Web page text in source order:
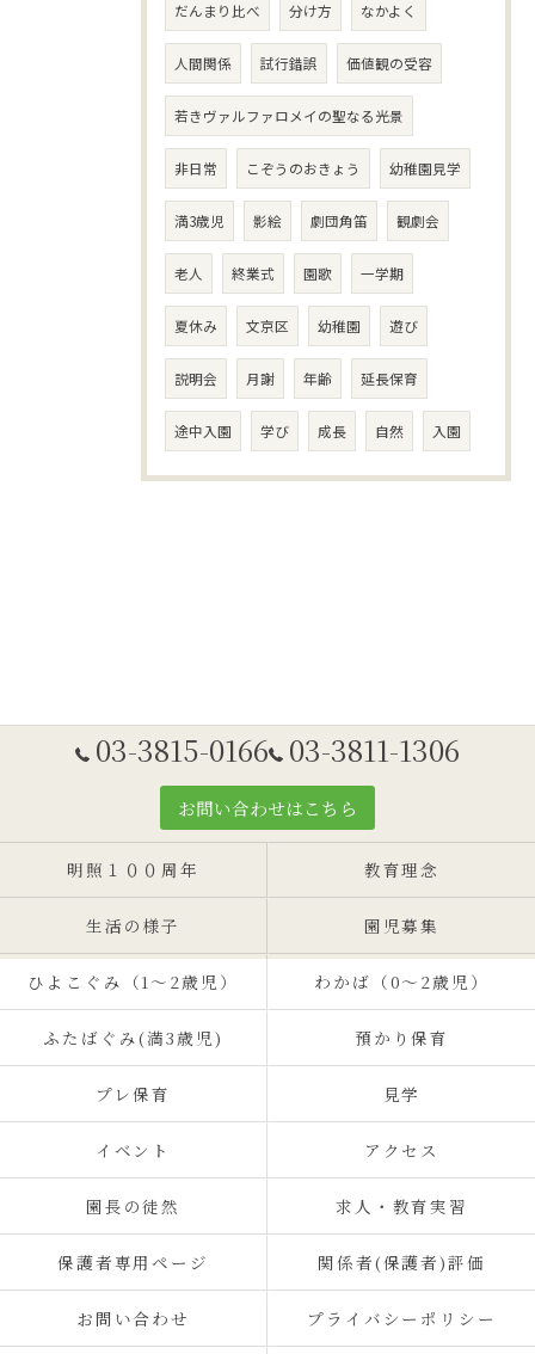
だんまり比べ 分け方 なかよく
人間関係 試行錯誤 価値観の受容
若きヴァルファロメイの聖なる光景
非日常 こぞうのおきょう 幼稚園見学
満3歳児 影絵 劇団角笛 観劇会
老人 終業式 園歌 一学期
夏休み 文京区 幼稚園 遊び
説明会 月謝 年齢 延長保育
途中入園 学び 成長 自然 入園
03-3815-0166 03-3811-1306
お問い合わせはこちら
明照１００周年 教育理念
生活の様子 園児募集
ひよこぐみ（1〜2歳児） わかば（0～2歳児）
ふたばぐみ(満3歳児) 預かり保育
プレ保育 見学
イベント アクセス
園長の徒然 求人・教育実習
保護者専用ページ 関係者(保護者)評価
お問い合わせ プライバシーポリシー